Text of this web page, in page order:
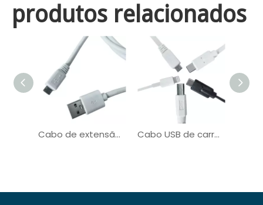
produtos relacionados
Cabo de extensão de alimentação USB 2.0 / 3.0 / 3.1 para máquina industrial Cabo USB de carregamento de sincronização de dados Cabo micro USB OEM de fábrica